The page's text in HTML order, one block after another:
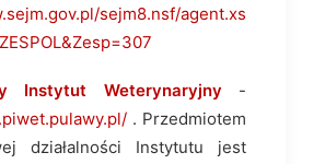
sejm8.nsf/agent.xs
Instytut Weterynaryjny -
. Przedmiotem
działalności Instytutu jest